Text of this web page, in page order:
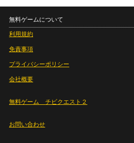
無料ゲームについて
利用規約
免責事項
プライバシーポリシー
会社概要
無料ゲーム チビクエスト２
お問い合わせ